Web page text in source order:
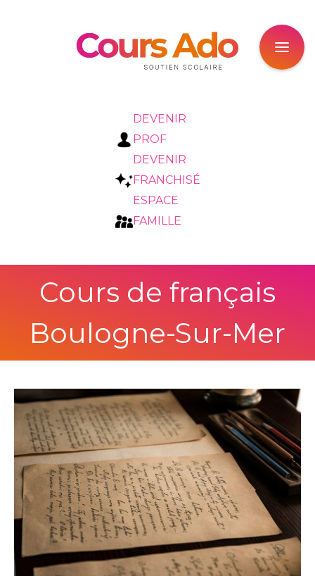
DEVENIR
PROF
DEVENIR
FRANCHISÉ
ESPACE
FAMILLE
Cours de français
Boulogne-Sur-Mer